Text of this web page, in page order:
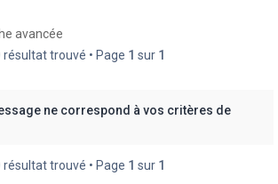
avancée
résultat trouvé • Page 1 sur 1
ne correspond à vos critères de
résultat trouvé • Page 1 sur 1